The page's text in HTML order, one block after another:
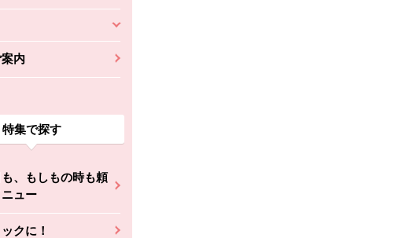
内
特集で探す
、もしもの時も頼
ュー
クに！